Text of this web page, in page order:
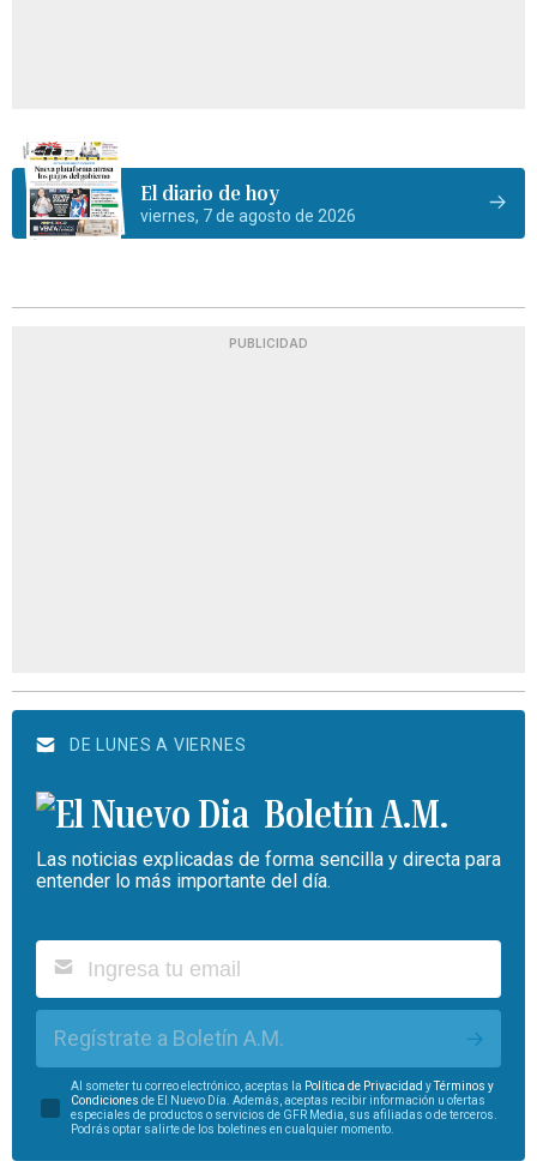
El diario de hoy
viernes, 7 de agosto de 2026
PUBLICIDAD
DE LUNES A VIERNES
Boletín A.M.
Las noticias explicadas de forma sencilla y directa para
entender lo más importante del día.
Regístrate a Boletín A.M.
Al someter tu correo electrónico, aceptas la Política de Privacidad yTérminos y
Condiciones de El Nuevo Día. Además, aceptas recibir información u ofertas
especiales de productos o servicios de GFR Media, sus afiliadas o de terceros.
Podrás optar salirte de los boletines en cualquier momento.